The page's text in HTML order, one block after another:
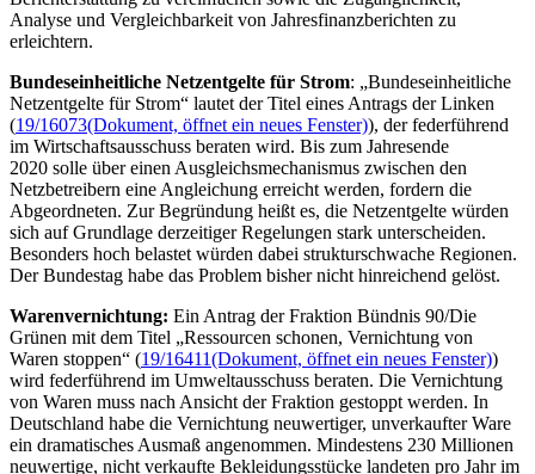
Analyse und Vergleichbarkeit von Jahresfinanzberichten zu
erleichtern.
Bundeseinheitliche Netzentgelte für Strom: „Bundeseinheitliche
Netzentgelte für Strom“ lautet der Titel eines Antrags der Linken
(19/16073(Dokument, öffnet ein neues Fenster)), der federführend
im Wirtschaftsausschuss beraten wird. Bis zum Jahresende
2020 solle über einen Ausgleichsmechanismus zwischen den
Netzbetreibern eine Angleichung erreicht werden, fordern die
Abgeordneten. Zur Begründung heißt es, die Netzentgelte würden
sich auf Grundlage derzeitiger Regelungen stark unterscheiden.
Besonders hoch belastet würden dabei strukturschwache Regionen.
Der Bundestag habe das Problem bisher nicht hinreichend gelöst.
Warenvernichtung: Ein Antrag der Fraktion Bündnis 90/Die
Grünen mit dem Titel „Ressourcen schonen, Vernichtung von
Waren stoppen“ (19/16411(Dokument, öffnet ein neues Fenster))
wird federführend im Umweltausschuss beraten. Die Vernichtung
von Waren muss nach Ansicht der Fraktion gestoppt werden. In
Deutschland habe die Vernichtung neuwertiger, unverkaufter Ware
ein dramatisches Ausmaß angenommen. Mindestens 230 Millionen
neuwertige, nicht verkaufte Bekleidungsstücke landeten pro Jahr im